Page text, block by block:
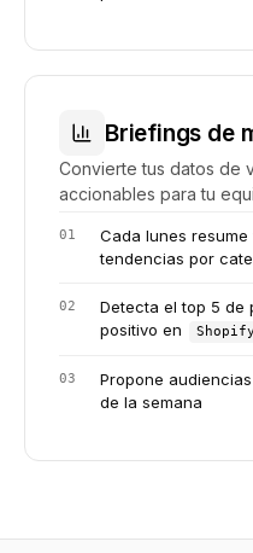
Briefings de
Convierte tus datos de
accionables para tu
01
Cada lunes
tendencias por
02
Detecta el top 5 de
positivo en
Shopify
03
Propone
de la semana